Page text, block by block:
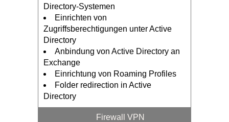
Directory-Systemen
Einrichten von
Zugriffsberechtigungen unter Active
Directory
Anbindung von Active Directory an
Exchange
Einrichtung von Roaming Profiles
Folder redirection in Active
Directory
Firewall VPN